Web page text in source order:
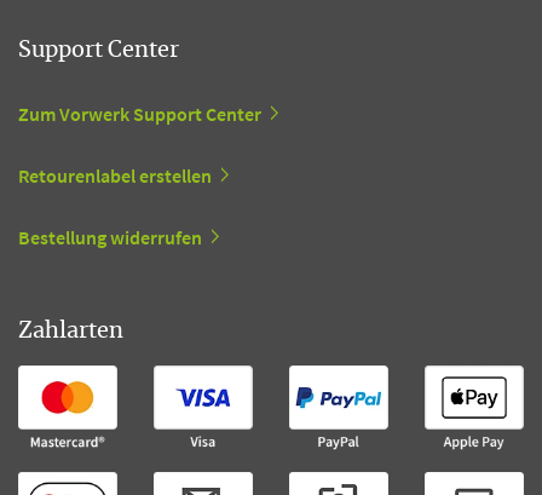
Support Center
Zum Vorwerk Support Center
Retourenlabel erstellen
Bestellung widerrufen
Zahlarten